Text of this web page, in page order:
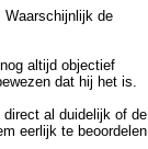
Waarschijnlijk de
altijd objectief
dat hij het is.
al duidelijk of de
eerlijk te beoordelen